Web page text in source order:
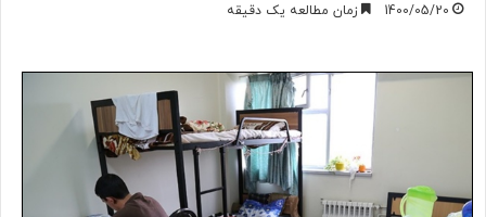
1400/05/20 زمان مطالعه یک دقیقه